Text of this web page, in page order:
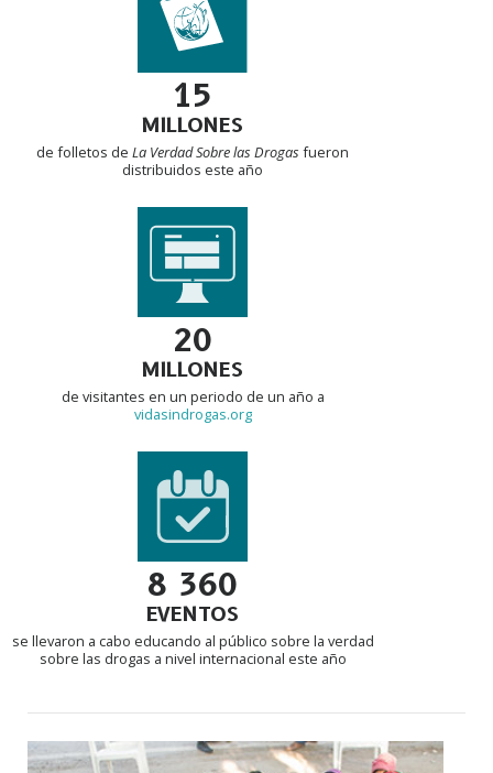
15
MILLONES
de folletos de La Verdad Sobre las Drogas fueron
distribuidos este año
20
MILLONES
de visitantes en un periodo de un año a
vidasindrogas.org
8 360
EVENTOS
se llevaron a cabo educando al público sobre la verdad
sobre las drogas a nivel internacional este año